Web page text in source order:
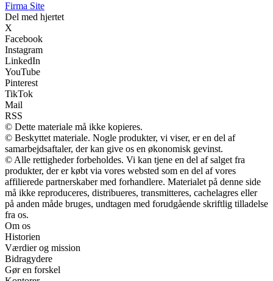
Firma Site
Del med hjertet
X
Facebook
Instagram
LinkedIn
YouTube
Pinterest
TikTok
Mail
RSS
© Dette materiale må ikke kopieres.
© Beskyttet materiale. Nogle produkter, vi viser, er en del af
samarbejdsaftaler, der kan give os en økonomisk gevinst.
© Alle rettigheder forbeholdes. Vi kan tjene en del af salget fra
produkter, der er købt via vores websted som en del af vores
affilierede partnerskaber med forhandlere. Materialet på denne side
må ikke reproduceres, distribueres, transmitteres, cachelagres eller
på anden måde bruges, undtagen med forudgående skriftlig tilladelse
fra os.
Om os
Historien
Værdier og mission
Bidragydere
Gør en forskel